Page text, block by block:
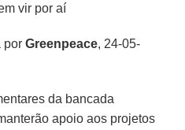
vir por aí
porGreenpeace, 24-05-
da bancada
apoio aos projetos